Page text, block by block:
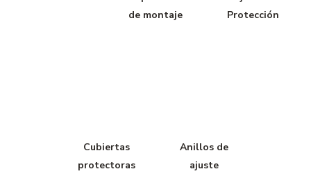
de montaje
Protección
Cubiertas
protectoras
Anillos de
ajuste